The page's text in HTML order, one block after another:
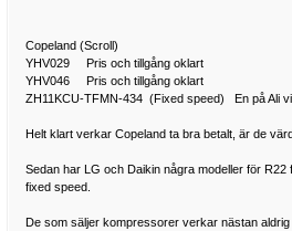
Copeland (Scroll)
YHV029 Pris och tillgång oklart
YHV046 Pris och tillgång oklart
ZH11KCU-TFMN-434 (Fixed speed) En på Ali
Helt klart verkar Copeland ta bra betalt, är de
Sedan har LG och Daikin några modeller för
fixed speed.
De som säljer kompressorer verkar nästan